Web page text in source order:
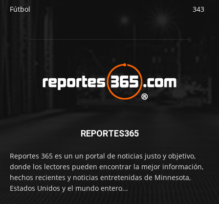
Fútbol
343
REPORTES365
Reportes 365 es un un portal de noticias justo y objetivo,
donde los lectores pueden encontrar la mejor información,
hechos recientes y noticias entretenidas de Minnesota,
Estados Unidos y el mundo entero...